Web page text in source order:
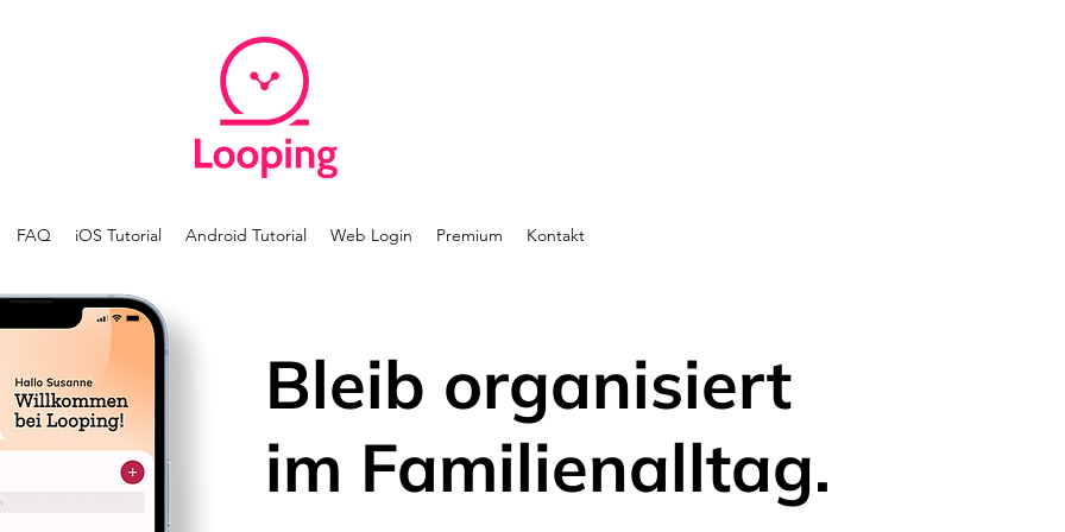
FAQ iOS Tutorial Android Tutorial Web Login Premium Kontakt
Bleib organisiert
im Familienalltag.